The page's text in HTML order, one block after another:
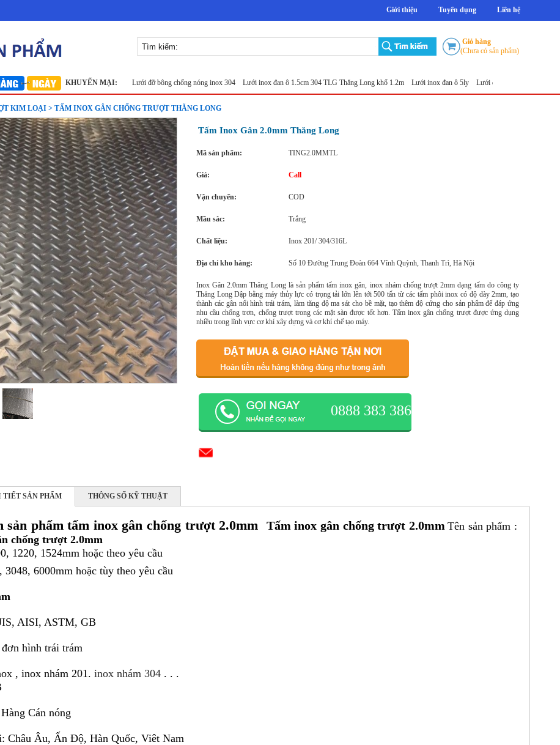
Giới thiệu Tuyển dụng Liên hệ
Giỏ hàng
(Chưa có sản phẩm)
KHUYẾN MẠI:
inox 304 Lưới inox Miền Bắc Lưới đỡ bông chống nóng inox 304 Lưới inox đan ô 1.5cm 304 TLG Thăng Long khổ 1.2m Lưới inox đan ô 5ly Lưới đục lỗ tròn
KIM LOẠI > TẤM INOX GÂN CHỐNG TRƯỢT THĂNG LONG
Tấm Inox Gân 2.0mm Thăng Long
Mã sản phẩm: TING2.0MMTL
Giá: Call
Vận chuyển: COD
Mầu sắc: Trắng
Chất liệu: Inox 201/ 304/316L
Địa chỉ kho hàng: Số 10 Đường Trung Đoàn 664 Vĩnh Quỳnh, Thanh Trì, Hà Nội
Inox Gân 2.0mm Thăng Long là sản phẩm tấm inox gân, inox nhám chống trượt 2mm dạng tấm do công ty
Thăng Long Dập bằng máy thủy lực có trọng tải lớn lên tới 500 tấn từ các tấm phôi inox có độ dày 2mm, tạo
thành các gân nổi hình trái trám, làm tăng độ ma sát cho bề mặt, tạo thêm độ cứng cho sản phẩm để đáp ứng
nhu cầu chống trơn, chống trượt trong các mặt sàn được tốt hơn. Tấm inox gân chống trượt được ứng dụng
nhiều trong lĩnh vực cơ khí xây dựng và cơ khí chế tạo máy.
0888 383 386
TIẾT SẢN PHẨM THÔNG SỐ KỸ THUẬT
sản phẩm tấm inox gân chống trượt 2.0mm Tấm inox gân chống trượt 2.0mm Tên sản phẩm :
chống trượt 2.0mm
1220, 1524mm hoặc theo yêu cầu
3048, 6000mm hoặc tùy theo yêu cầu
AISI, ASTM, GB
hình trái trám
, inox nhám 201. inox nhám 304 . . .
Cán nóng
Châu Âu, Ấn Độ, Hàn Quốc, Viêt Nam